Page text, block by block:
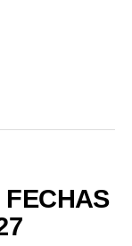
FECHAS